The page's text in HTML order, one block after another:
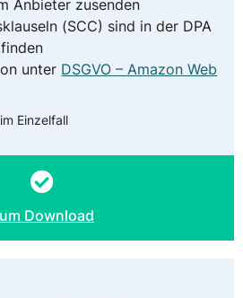
Anbieter zusenden
(SCC) sind in der DPA
unter DSGVO – Amazon Web
Einzelfall
Download